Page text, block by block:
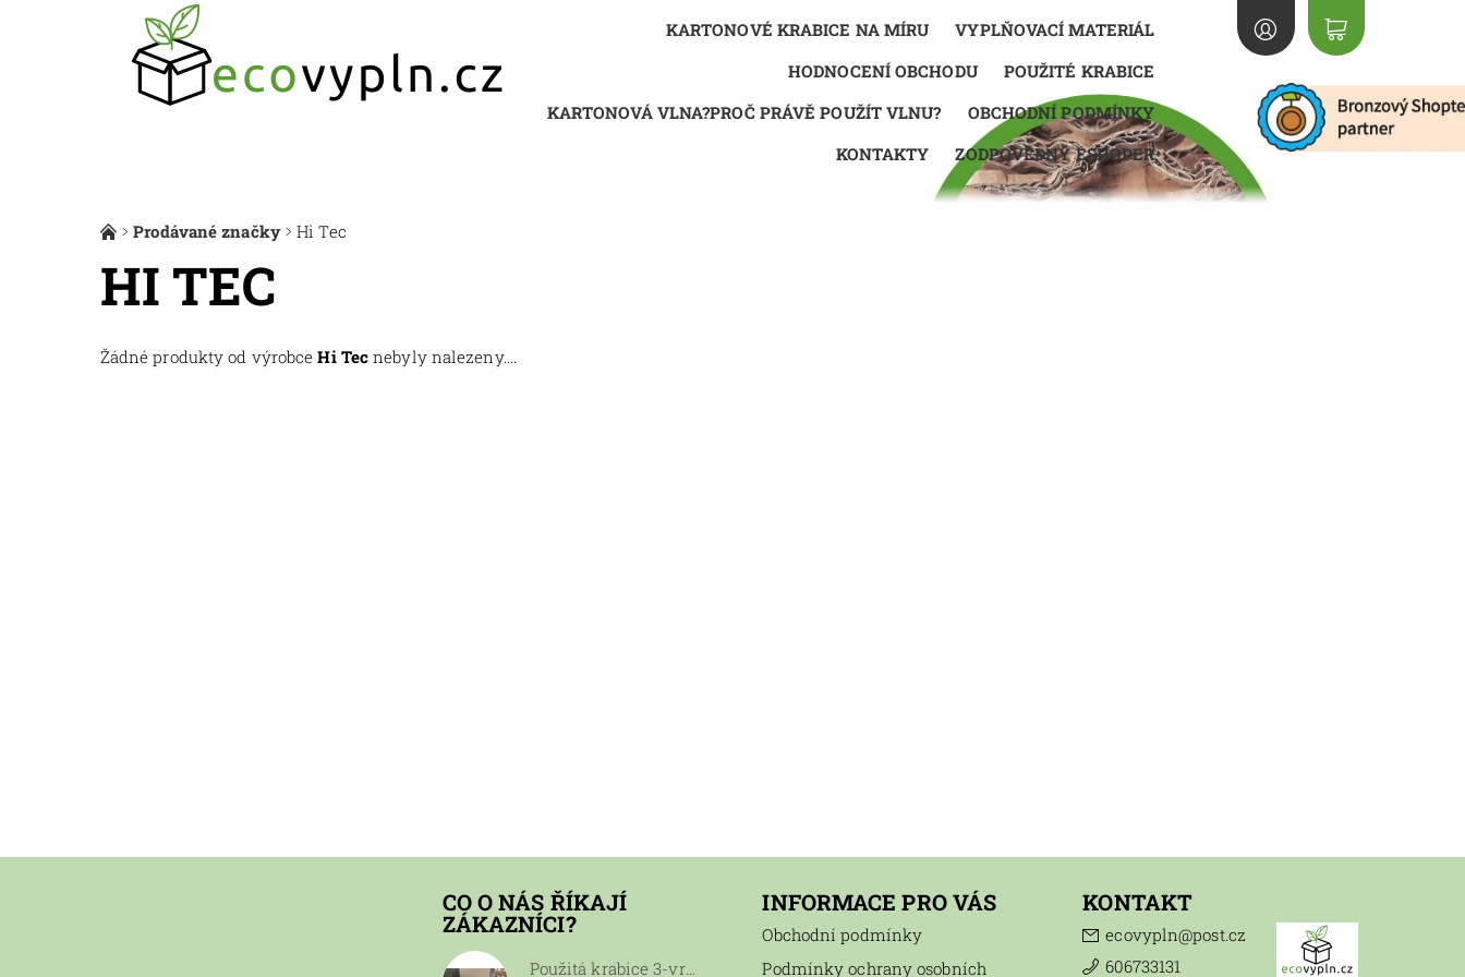
KARTONOVÉ KRABICE NA MÍRU
VYPLŇOVACÍ MATERIÁL
HODNOCENÍ OBCHODU
POUŽITÉ KRABICE
KARTONOVÁ VLNA?PROČ PRÁVĚ POUŽÍT VLNU?
OBCHODNÍ PODMÍNKY
KONTAKTY
ZODPOVĚDNÝ ESHOPER
Prodávané značky Hi Tec
HI TEC
Žádné produkty od výrobceHi Tec nebyly nalezeny....
CO O NÁS ŘÍKAJÍ
ZÁKAZNÍCI?
Použitá krabice 3-vrstvá 60x25x24, 100 ks
INFORMACE PRO VÁS
Obchodní podmínky
Podmínky ochrany osobních
KONTAKT
ecovypln@post.cz
606733131